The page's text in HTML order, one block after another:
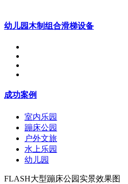
幼儿园木制组合滑梯设备
成功案例
室内乐园
蹦床公园
户外文旅
水上乐园
幼儿园
FLASH大型蹦床公园实景效果图